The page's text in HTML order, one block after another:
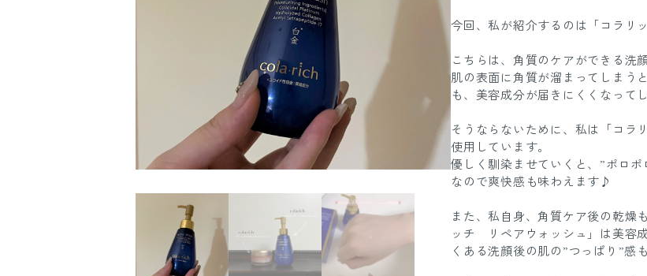
今回、私が紹介するのは「コラリ
こちらは、角質のケアができる洗
肌の表面に角質が溜まってしまう
も、美容成分が届きにくくなって
そうならないために、私は「コ
使用しています。
優しく馴染ませていくと、”ポロ
なので爽快感も味わえます♪
また、私自身、角質ケア後の乾燥
ッチ リペアウォッシュ」は美容
くある洗顔後の肌の”つっぱり”感